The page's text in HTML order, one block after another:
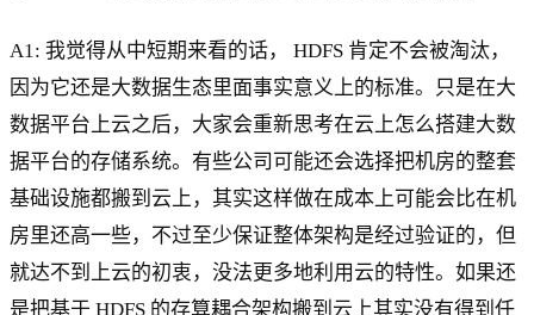
A1: 我觉得从中短期来看的话， HDFS 肯定不会被淘汰，
因为它还是大数据生态里面事实意义上的标准。只是在大
数据平台上云之后，大家会重新思考在云上怎么搭建大数
据平台的存储系统。有些公司可能还会选择把机房的整套
基础设施都搬到云上，其实这样做在成本上可能会比在机
房里还高一些，不过至少保证整体架构是经过验证的，但
就达不到上云的初衷，没法更多地利用云的特性。如果还
是把基于 HDFS 的存算耦合架构搬到云上其实没有得到任